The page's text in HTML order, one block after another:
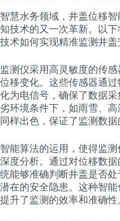
智慧水务领域，井盖位移
知技术的又一次革新。以
技术如何实现精准监测井盖
监测仪采用高灵敏度的传
位移变化。这些传感器通
化为电信号，确保了数据
劣环境条件下，如雨雪、
同样出色，保证了监测数据
智能算法的运用，使得监
深度分析。通过对位移数
统能够准确判断井盖是否
潜在的安全隐患。这种智
提升了监测的效率和准确性